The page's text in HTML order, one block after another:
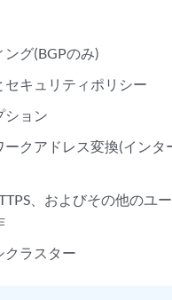
ング(BGPのみ)
セキュリティポリシー
ション
ークアドレス変換(インタ
、およびその他のユ
クラスター